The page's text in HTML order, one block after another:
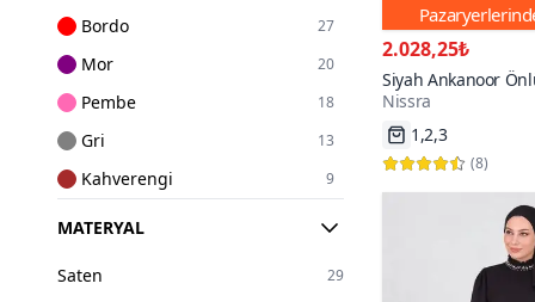
Bordo 27
Mor 20
Pembe 18
Gri 13
Kahverengi 9
Turuncu
MATERYAL
Saten 29
2.028,25₺
Siyah Ankanoor
İpeği Abiye Elbise
Nissra
1,2,3
Hızlı Kargo
(8)